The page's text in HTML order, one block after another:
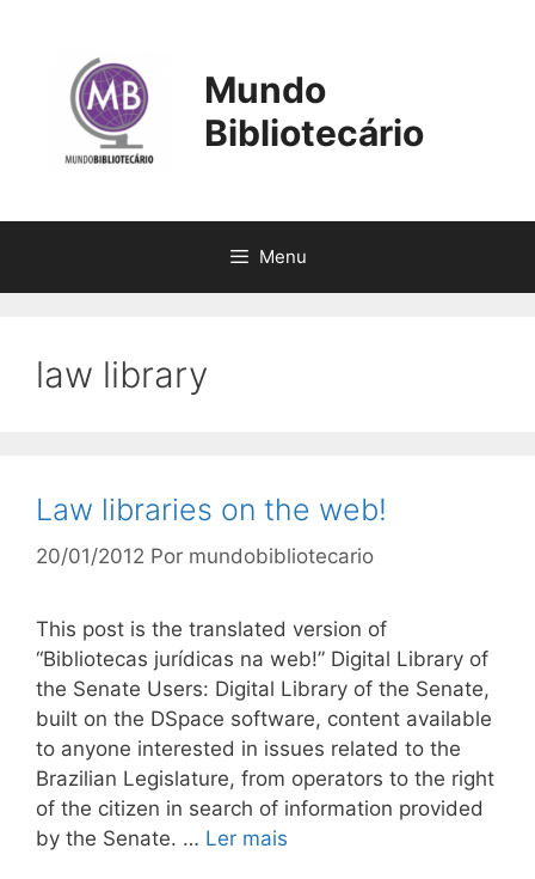
conteúdo
Mundo
Bibliotecário
Menu
law library
Law libraries on the web!
20/01/2012 Por mundobibliotecario
This post is the translated version of
“Bibliotecas jurídicas na web!” Digital Library of
the Senate Users: Digital Library of the Senate,
built on the DSpace software, content available
to anyone interested in issues related to the
Brazilian Legislature, from operators to the right
of the citizen in search of information provided
by the Senate. … Ler mais